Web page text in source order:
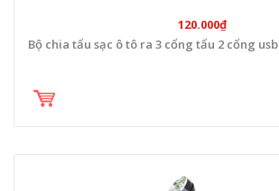
120.000₫
Bộ chia tẩu sạc ô tô ra 3 cổng tẩu 2 cổng usb